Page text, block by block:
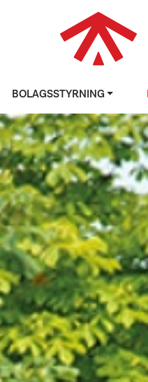
BOLAGSSTYRNING